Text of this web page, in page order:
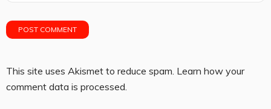
This site uses Akismet to reduce spam. Learn how your
comment data is processed.